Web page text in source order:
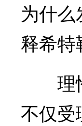
为什
释希
理性
不仅受